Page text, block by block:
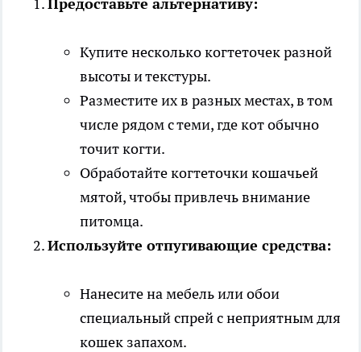
Купите несколько когтеточек разной
высоты и текстуры.
Разместите их в разных местах, в том
числе рядом с теми, где кот обычно
точит когти.
Обработайте когтеточки кошачьей
мятой, чтобы привлечь внимание
питомца.
Используйте отпугивающие средства:
Нанесите на мебель или обои
специальный спрей с неприятным для
кошек запахом.